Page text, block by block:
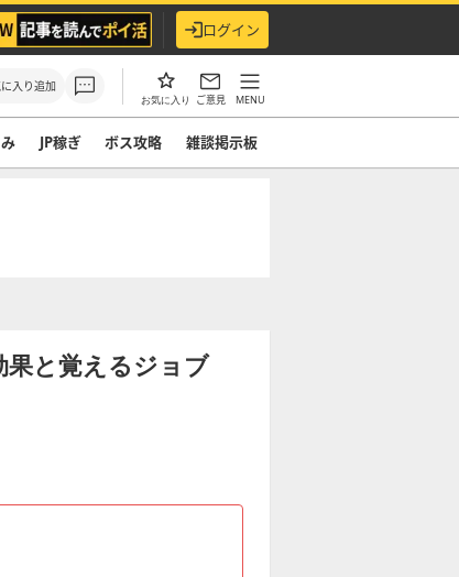
ログイン
入り追加
お気に入り ご意見 MENU
JP稼ぎ ボス攻略 雑談掲示板
果と覚えるジョブ